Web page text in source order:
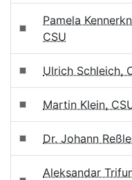
Pamela
CSU
Ulrich Schleich,
Martin Klein,
Dr. Johann
Aleksandar